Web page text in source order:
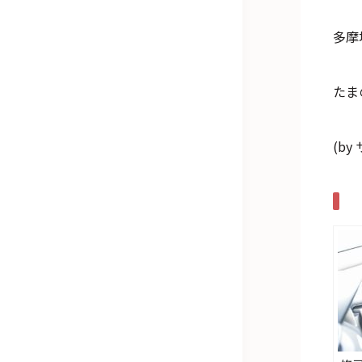
多
た
(by